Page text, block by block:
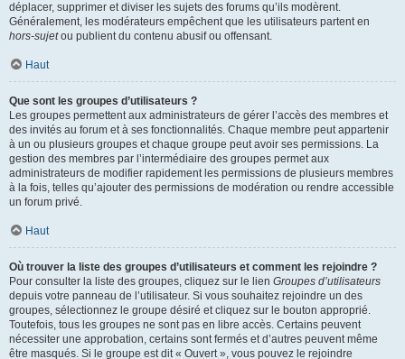
déplacer, supprimer et diviser les sujets des forums qu’ils modèrent.
Généralement, les modérateurs empêchent que les utilisateurs partent en
hors-sujetou publient du contenu abusif ou offensant.
Haut
Que sont les groupes d’utilisateurs ?
Les groupes permettent aux administrateurs de gérer l’accès des membres et
des invités au forum et à ses fonctionnalités. Chaque membre peut appartenir
à un ou plusieurs groupes et chaque groupe peut avoir ses permissions. La
gestion des membres par l’intermédiaire des groupes permet aux
administrateurs de modifier rapidement les permissions de plusieurs membres
à la fois, telles qu’ajouter des permissions de modération ou rendre accessible
un forum privé.
Haut
Où trouver la liste des groupes d’utilisateurs et comment les rejoindre ?
Pour consulter la liste des groupes, cliquez sur le lien Groupes d’utilisateurs
depuis votre panneau de l’utilisateur. Si vous souhaitez rejoindre un des
groupes, sélectionnez le groupe désiré et cliquez sur le bouton approprié.
Toutefois, tous les groupes ne sont pas en libre accès. Certains peuvent
nécessiter une approbation, certains sont fermés et d’autres peuvent même
être masqués. Si le groupe est dit « Ouvert », vous pouvez le rejoindre